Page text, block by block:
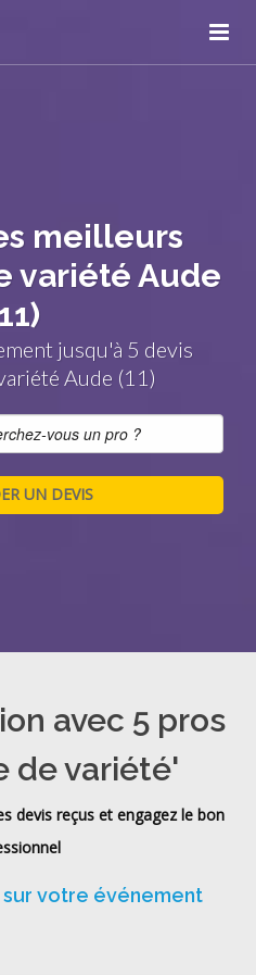
meilleurs
variété Aude
jusqu'à 5 devis
Aude (11)
avec 5 pros
de variété'
devis reçus et engagez le bon
votre événement